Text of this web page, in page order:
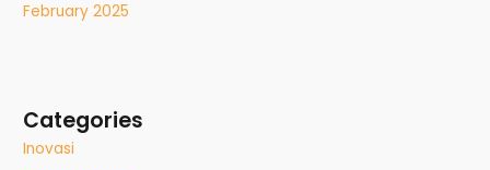
February 2025
Categories
Inovasi